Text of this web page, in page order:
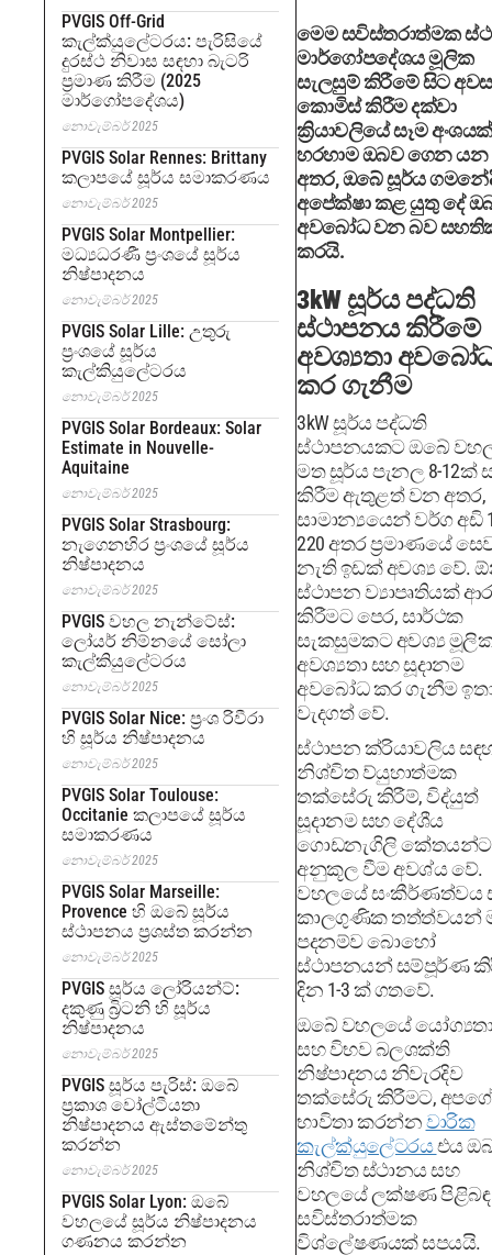
PVGIS Off-Grid
කැල්ක්යුලේටරය: පැරිසියේ
දුරස්ථ නිවාස සඳහා බැටරි
ප්‍රමාණ කිරීම (2025
මාර්ගෝපදේශය)
නොවැම්බර් 2025
PVGIS Solar Rennes: Brittany
කලාපයේ සූර්ය සමාකරණය
නොවැම්බර් 2025
PVGIS Solar Montpellier:
මධ්‍යධරණී ප්‍රංශයේ සූර්ය
නිෂ්පාදනය
නොවැම්බර් 2025
PVGIS Solar Lille: උතුරු
ප්‍රංශයේ සූර්ය
කැල්කියුලේටරය
නොවැම්බර් 2025
PVGIS Solar Bordeaux: Solar
Estimate in Nouvelle-
Aquitaine
නොවැම්බර් 2025
PVGIS Solar Strasbourg:
නැගෙනහිර ප්‍රංශයේ සූර්ය
නිෂ්පාදනය
නොවැම්බර් 2025
PVGIS වහල නැන්ටේස්:
ලෝයර් නිම්නයේ සෝලා
කැල්කියුලේටරය
නොවැම්බර් 2025
PVGIS Solar Nice: ප්‍රංශ රිවීරා
හි සූර්ය නිෂ්පාදනය
නොවැම්බර් 2025
PVGIS Solar Toulouse:
Occitanie කලාපයේ සූර්ය
සමාකරණය
නොවැම්බර් 2025
PVGIS Solar Marseille:
Provence හි ඔබේ සූර්ය
ස්ථාපනය ප්‍රශස්ත කරන්න
නොවැම්බර් 2025
PVGIS සූර්ය ලෝරියන්ට්:
දකුණු බ්‍රිටනි හි සූර්ය
නිෂ්පාදනය
නොවැම්බර් 2025
PVGIS සූර්ය පැරිස්: ඔබේ
ප්‍රකාශ වෝල්ටීයතා
නිෂ්පාදනය ඇස්තමේන්තු
කරන්න
නොවැම්බර් 2025
PVGIS Solar Lyon: ඔබේ
වහලයේ සූර්ය නිෂ්පාදනය
ගණනය කරන්න
මෙම සවිස්තරාත්මක
මාර්ගෝපදේශය මූලික
සැලසුම් කිරීමේ සිට
කොමිස් කිරීම දක්වා
ක්‍රියාවලියේ සෑම අංශයක්
හරහාම ඔබව ගෙන යන
අතර, ඔබේ සූර්ය
අපේක්ෂා කළ යුතු දේ
අවබෝධ වන බව
කරයි.
3kW සූර්ය පද්ධති
ස්ථාපනය කිරීමේ
අවශ්‍යතා
කර ගැනීම
3kW සූර්ය පද්ධති
ස්ථාපනයකට ඔබේ
මත සූර්ය පැනල 8-12ක්
කිරීම ඇතුළත් වන අතර,
සාමාන්‍යයෙන් වර්ග අඩි
220 අතර ප්‍රමාණයේ
නැති ඉඩක් අවශ්‍ය වේ.
ස්ථාපන ව්‍යාපෘතියක්
කිරීමට පෙර, සාර්ථක
සැකසුමකට අවශ්‍ය
අවශ්‍යතා සහ සූදානම
අවබෝධ කර ගැනීම
වැදගත් වේ.
ස්ථාපන ක්රියාවලිය
නිශ්චිත ව්යුහාත්මක
තක්සේරු කිරීම්, විද්යුත්
සූදානම සහ දේශීය
ගොඩනැගිලි කේතයන්ට
අනුකූල වීම අවශ්ය වේ.
වහලයේ සංකීර්ණත්වය
කාලගුණික තත්ත්වයන්
පදනම්ව බොහෝ
ස්ථාපනයන් සම්පූර්ණ
දින 1-3 ක් ගතවේ.
ඔබේ වහලයේ
සහ විභව බලශක්ති
නිෂ්පාදනය නිවැරදිව
තක්සේරු කිරීමට, අපගේ
භාවිතා කරන්නවාරික
කැල්ක්යුලේටරයඑය
නිශ්චිත ස්ථානය සහ
වහලයේ ලක්ෂණ පිළිබඳ
සවිස්තරාත්මක
විශ්ලේෂණයක් සපයයි.